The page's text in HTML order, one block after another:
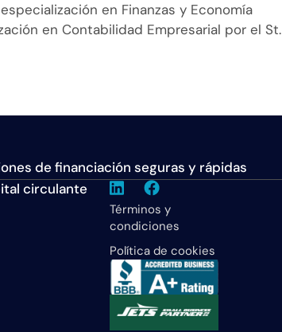
en Finanzas y Economía
en Contabilidad Empresarial por el St.
de financiación seguras y rápidas
circulante
Términos y
condiciones
Política de cookies